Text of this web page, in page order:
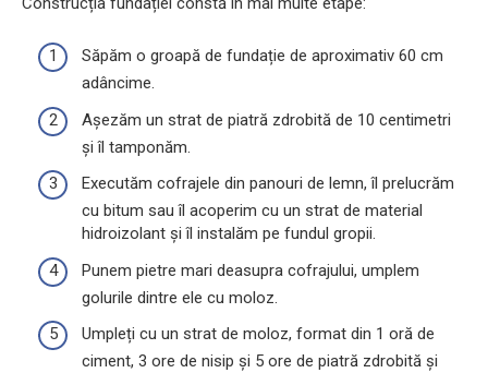
Săpăm o groapă de fundație de aproximativ 60 cm
adâncime.
Așezăm un strat de piatră zdrobită de 10 centimetri
și îl tamponăm.
Executăm cofrajele din panouri de lemn, îl prelucrăm
cu bitum sau îl acoperim cu un strat de material
hidroizolant și îl instalăm pe fundul gropii.
Punem pietre mari deasupra cofrajului, umplem
golurile dintre ele cu moloz.
Umpleți cu un strat de moloz, format din 1 oră de
ciment, 3 ore de nisip și 5 ore de piatră zdrobită și